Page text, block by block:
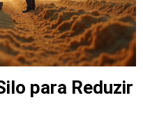
para Reduzir